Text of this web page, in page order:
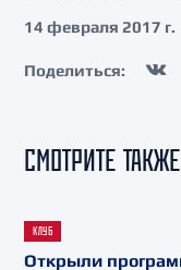
14 февраля 2017 г.
Поделиться:
СМОТРИТЕ ТАКЖЕ
КЛУБ
Открыли